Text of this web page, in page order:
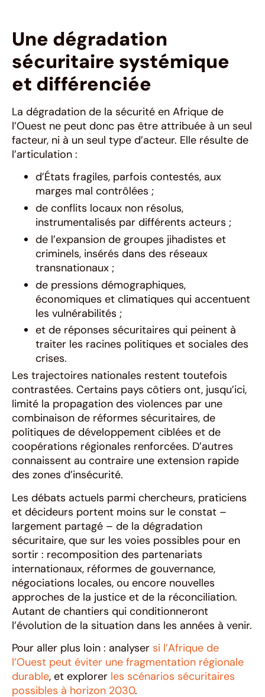
Une dégradation
sécuritaire systémique
et différenciée
La dégradation de la sécurité en Afrique de
l’Ouest ne peut donc pas être attribuée à un seul
facteur, ni à un seul type d’acteur. Elle résulte de
l’articulation :
d’États fragiles, parfois contestés, aux
marges mal contrôlées ;
de conflits locaux non résolus,
instrumentalisés par différents acteurs ;
de l’expansion de groupes jihadistes et
criminels, insérés dans des réseaux
transnationaux ;
de pressions démographiques,
économiques et climatiques qui accentuent
les vulnérabilités ;
et de réponses sécuritaires qui peinent à
traiter les racines politiques et sociales des
crises.
Les trajectoires nationales restent toutefois
contrastées. Certains pays côtiers ont, jusqu’ici,
limité la propagation des violences par une
combinaison de réformes sécuritaires, de
politiques de développement ciblées et de
coopérations régionales renforcées. D’autres
connaissent au contraire une extension rapide
des zones d’insécurité.
Les débats actuels parmi chercheurs, praticiens
et décideurs portent moins sur le constat –
largement partagé – de la dégradation
sécuritaire, que sur les voies possibles pour en
sortir : recomposition des partenariats
internationaux, réformes de gouvernance,
négociations locales, ou encore nouvelles
approches de la justice et de la réconciliation.
Autant de chantiers qui conditionneront
l’évolution de la situation dans les années à venir.
Pour aller plus loin : analyser si l’Afrique de
l’Ouest peut éviter une fragmentation régionale
durable, et explorer les scénarios sécuritaires
possibles à horizon 2030.